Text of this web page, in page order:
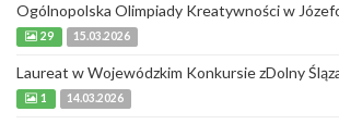
Ogólnopolska Olimpiady Kreatywności w
29 15.03.2026
Laureat w Wojewódzkim Konkursie zDolny
1 14.03.2026